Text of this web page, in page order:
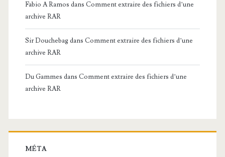
Fabio A Ramos dans Comment extraire des fichiers d’une
archive RAR
Sir Douchebagdans Comment extraire des fichiers d’une
archive RAR
Du Gammes dans Comment extraire des fichiers d’une
archive RAR
MÉTA